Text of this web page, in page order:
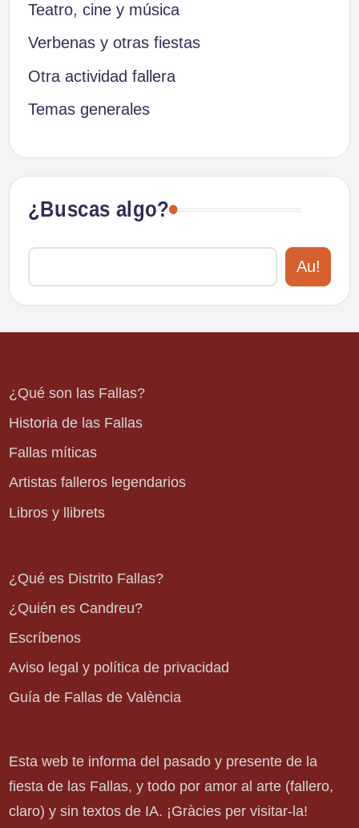
Teatro, cine y música
Verbenas y otras fiestas
Otra actividad fallera
Temas generales
¿Buscas algo?
Au!
¿Qué son las Fallas?
Historia de las Fallas
Fallas míticas
Artistas falleros legendarios
Libros y llibrets
¿Qué es Distrito Fallas?
¿Quién es Candreu?
Escríbenos
Aviso legal y política de privacidad
Guía de Fallas de València
Esta web te informa del pasado y presente de la
fiesta de las Fallas, y todo por amor al arte (fallero,
claro) y sin textos de IA. ¡Gràcies per visitar-la!